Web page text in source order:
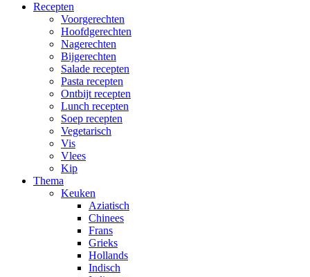
Recepten
Voorgerechten
Hoofdgerechten
Nagerechten
Bijgerechten
Salade recepten
Pasta recepten
Ontbijt recepten
Lunch recepten
Soep recepten
Vegetarisch
Vis
Vlees
Kip
Thema
Keuken
Aziatisch
Chinees
Frans
Grieks
Hollands
Indisch